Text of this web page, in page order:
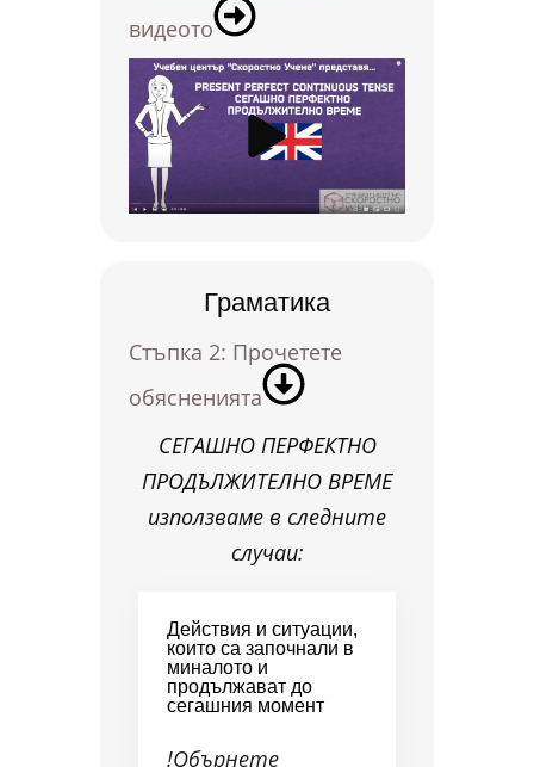
видеото
Граматика
Стъпка 2: Прочетете
обясненията
СЕГАШНО ПЕРФЕКТНО
ПРОДЪЛЖИТЕЛНО ВРЕМЕ
използваме в следните
случаи:
Действия и ситуации,
които са започнали в
миналото и
продължават до
сегашния момент
!Обърнете